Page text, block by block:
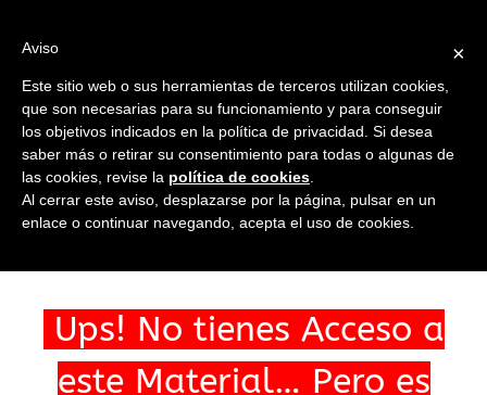
contenido
Ir a...
Ups! No tienes Acceso a
este Material… Pero es
×
Aviso
Este sitio web o sus herramientas de terceros utilizan cookies,
que son necesarias para su funcionamiento y para conseguir
los objetivos indicados en la política de privacidad. Si desea
saber más o retirar su consentimiento para todas o algunas de
las cookies, revise la política de cookies
Al cerrar este aviso, desplazarse por la página, pulsar en un
enlace o continuar navegando, acepta el uso de cookies.